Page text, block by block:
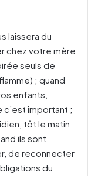
laissera du
chez votre mère
seuls de
; quand
enfants,
important ;
tôt le matin
ils sont
de reconnecter
du